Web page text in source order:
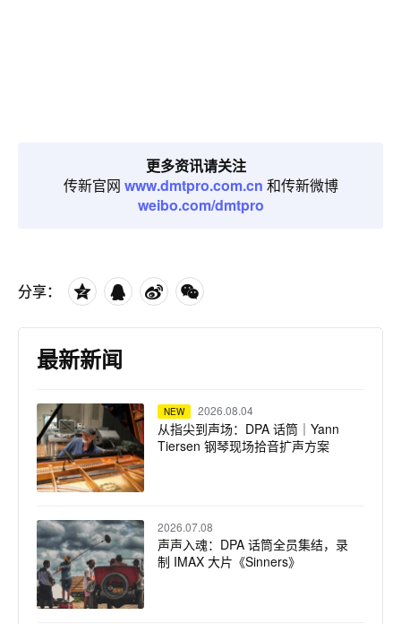
更多资讯请关注
传新官网 www.dmtpro.com.cn 和传新微博
weibo.com/dmtpro
分享：
最新新闻
NEW 2026.08.04
从指尖到声场：DPA 话筒｜Yann
Tiersen 钢琴现场拾音扩声方案
2026.07.08
声声入魂：DPA 话筒全员集结，录
制 IMAX 大片《Sinners》